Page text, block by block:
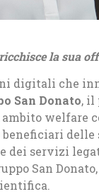
la sua
digitali che
San Donato, il
welfare
dei servizi
San